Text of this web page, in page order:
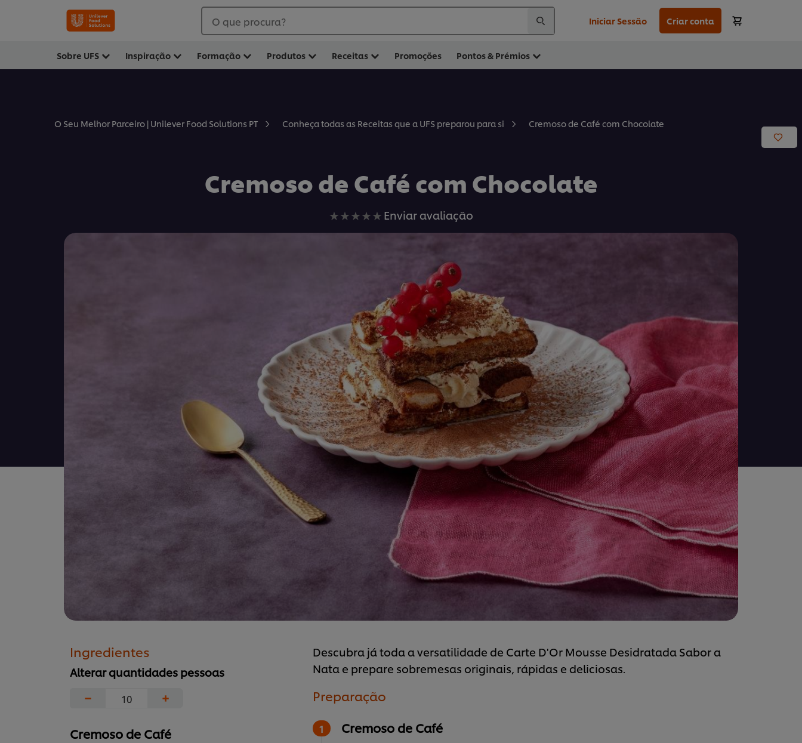
O que procura? Iniciar Sessão Criar conta
Sobre UFS Inspiração Formação Produtos Receitas Promoções Pontos & Prémios
O Seu Melhor Parceiro | Unilever Food Solutions PT Conheça todas as Receitas que a UFS preparou para si Cremoso de Café com Chocolate
Cremoso de Café com Chocolate
Nenhuma
avaliação
recipe
Enviar avaliação
Ingredientes
Alterar quantidades pessoas
− +
Cremoso de Café
Descubra já toda a versatilidade de Carte D'Or Mousse Desidratada Sabor a
Nata e prepare sobremesas originais, rápidas e deliciosas.
Preparação
Cremoso de Café